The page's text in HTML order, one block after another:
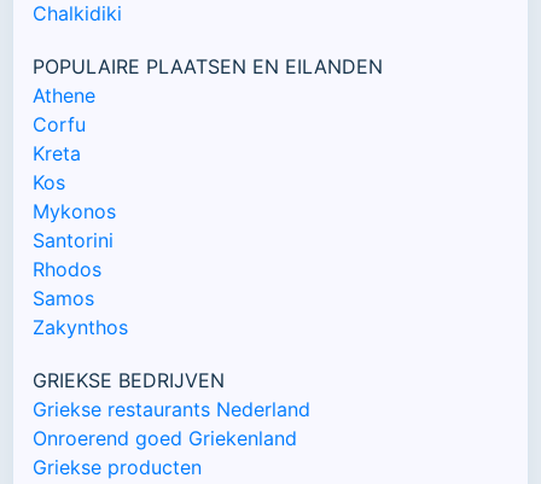
Chalkidiki
POPULAIRE PLAATSEN EN EILANDEN
Athene
Corfu
Kreta
Kos
Mykonos
Santorini
Rhodos
Samos
Zakynthos
GRIEKSE BEDRIJVEN
Griekse restaurants Nederland
Onroerend goed Griekenland
Griekse producten